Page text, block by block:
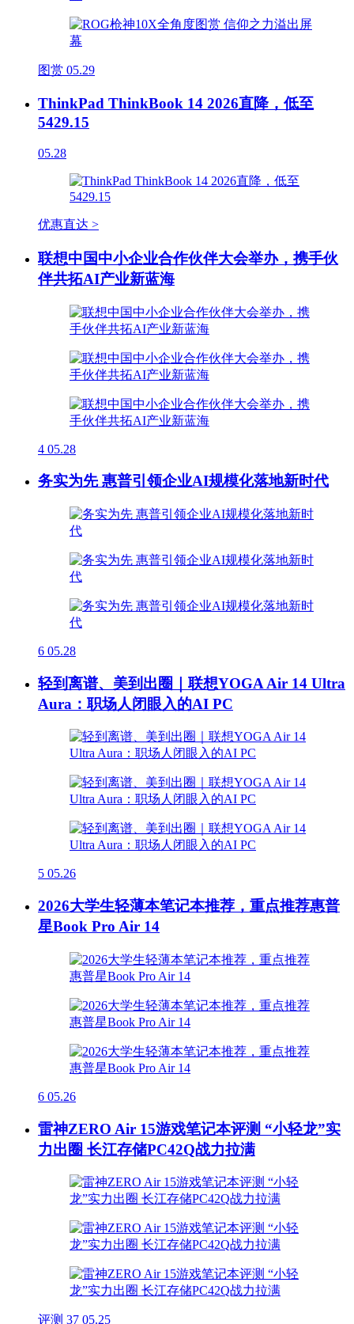
图赏 05.29
ThinkPad ThinkBook 14 2026直降，低至
5429.15
05.28
优惠直达 >
联想中国中小企业合作伙伴大会举办，携手伙
伴共拓AI产业新蓝海
4 05.28
务实为先 惠普引领企业AI规模化落地新时代
6 05.28
轻到离谱、美到出圈｜联想YOGA Air 14 Ultra
Aura：职场人闭眼入的AI PC
5 05.26
2026大学生轻薄本笔记本推荐，重点推荐惠普
星Book Pro Air 14
6 05.26
雷神ZERO Air 15游戏笔记本评测 “小轻龙”实
力出圈 长江存储PC42Q战力拉满
评测 37 05.25